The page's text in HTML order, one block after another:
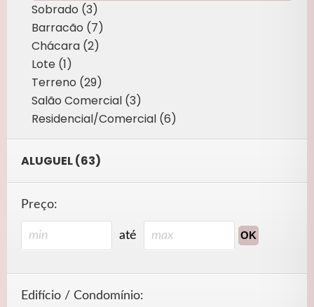
Sobrado (3)
Barracão (7)
Chácara (2)
Lote (1)
Terreno (29)
Salão Comercial (3)
Residencial/Comercial (6)
ALUGUEL (63)
Preço:
até
Edifício / Condomínio: